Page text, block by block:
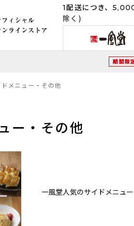
1配送につき、
除く)
期間限
メニュー・その他
ー・その他
一風堂人気のサイドメニュ